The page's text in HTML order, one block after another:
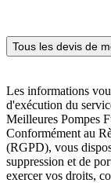
Tous les devis de
Les informations
d'exécution du
Meilleures Pompes
Conformément au
(RGPD), vous
suppression et de
exercer vos droits,